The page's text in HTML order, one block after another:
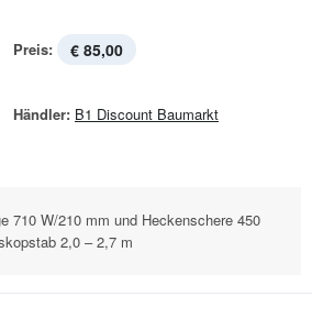
Preis: € 85,00
Händler: B1 Discount Baumarkt
710 W/210 mm und Heckenschere 450
2,0 – 2,7 m